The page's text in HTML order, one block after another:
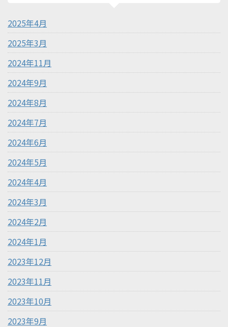
2025年4月
2025年3月
2024年11月
2024年9月
2024年8月
2024年7月
2024年6月
2024年5月
2024年4月
2024年3月
2024年2月
2024年1月
2023年12月
2023年11月
2023年10月
2023年9月